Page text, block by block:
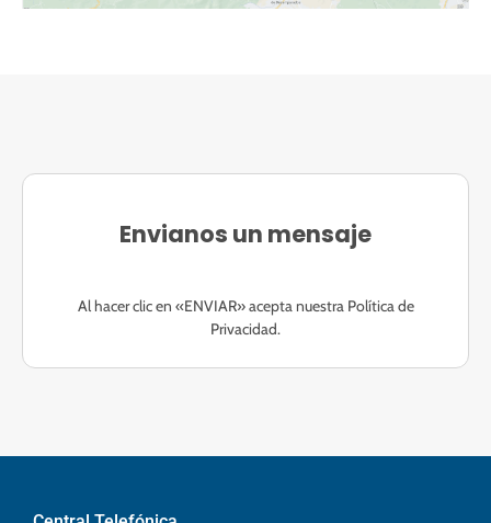
Envianos un mensaje
Al hacer clic en «ENVIAR» acepta nuestra Política de
Privacidad.